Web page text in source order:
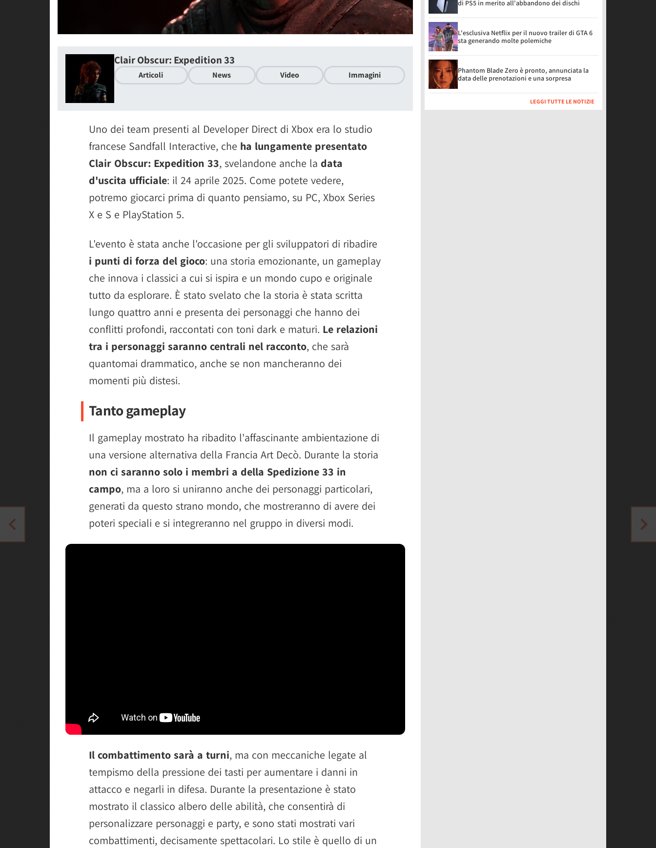
Clair Obscur: Expedition 33
Articoli News Video Immagini
Uno dei team presenti al Developer Direct di Xbox era lo studio
francese Sandfall Interactive, che ha lungamente presentato
Clair Obscur: Expedition 33, svelandone anche la data
d'uscita ufficiale: il 24 aprile 2025. Come potete vedere,
potremo giocarci prima di quanto pensiamo, su PC, Xbox Series
X e S e PlayStation 5.
L'evento è stata anche l'occasione per gli sviluppatori di ribadire
i punti di forza del gioco: una storia emozionante, un gameplay
che innova i classici a cui si ispira e un mondo cupo e originale
tutto da esplorare. È stato svelato che la storia è stata scritta
lungo quattro anni e presenta dei personaggi che hanno dei
conflitti profondi, raccontati con toni dark e maturi. Le relazioni
tra i personaggi saranno centrali nel racconto, che sarà
quantomai drammatico, anche se non mancheranno dei
momenti più distesi.
Tanto gameplay
Il gameplay mostrato ha ribadito l'affascinante ambientazione di
una versione alternativa della Francia Art Decò. Durante la storia
non ci saranno solo i membri a della Spedizione 33 in
campo, ma a loro si uniranno anche dei personaggi particolari,
generati da questo strano mondo, che mostreranno di avere dei
poteri speciali e si integreranno nel gruppo in diversi modi.
Il combattimento sarà a turni, ma con meccaniche legate al
tempismo della pressione dei tasti per aumentare i danni in
attacco e negarli in difesa. Durante la presentazione è stato
mostrato il classico albero delle abilità, che consentirà di
personalizzare personaggi e party, e sono stati mostrati vari
combattimenti, decisamente spettacolari. Lo stile è quello di un
di PS5 in merito all'abbandono dei dischi
L'esclusiva Netflix per il nuovo trailer di GTA 6
sta generando molte polemiche
Phantom Blade Zero è pronto, annunciata la
data delle prenotazioni e una sorpresa
LEGGI TUTTE LE NOTIZIE